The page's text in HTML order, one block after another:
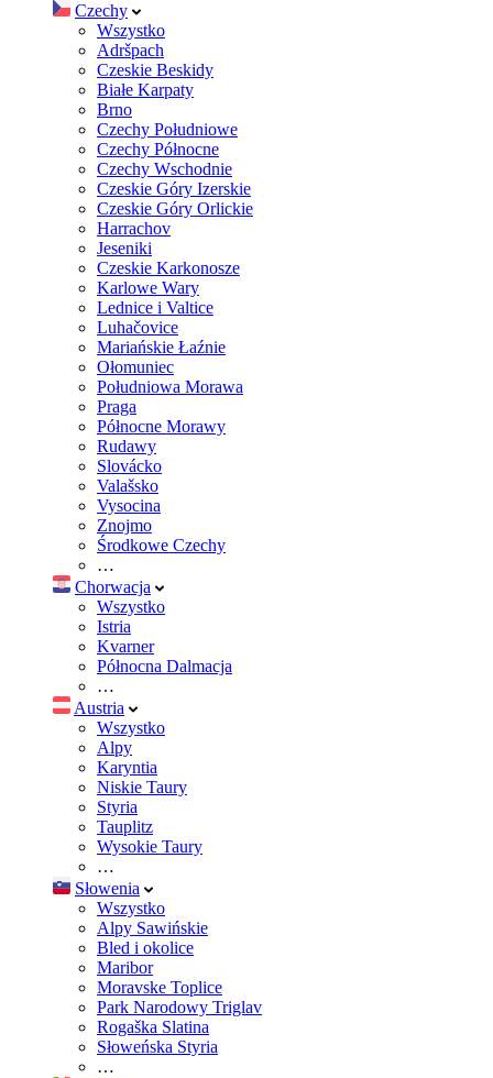
Czechy
Wszystko
Adršpach
Czeskie Beskidy
Białe Karpaty
Brno
Czechy Południowe
Czechy Północne
Czechy Wschodnie
Czeskie Góry Izerskie
Czeskie Góry Orlickie
Harrachov
Jeseniki
Czeskie Karkonosze
Karlowe Wary
Lednice i Valtice
Luhačovice
Mariańskie Łaźnie
Ołomuniec
Południowa Morawa
Praga
Północne Morawy
Rudawy
Slovácko
Valašsko
Vysocina
Znojmo
Środkowe Czechy
…
Chorwacja
Wszystko
Istria
Kvarner
Północna Dalmacja
…
Austria
Wszystko
Alpy
Karyntia
Niskie Taury
Styria
Tauplitz
Wysokie Taury
…
Słowenia
Wszystko
Alpy Sawińskie
Bled i okolice
Maribor
Moravske Toplice
Park Narodowy Triglav
Rogaška Slatina
Słoweńska Styria
…